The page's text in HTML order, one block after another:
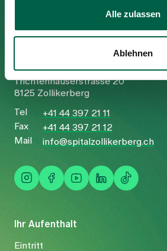
Alle zulassen
Ablehnen
Ihr Aufenthalt
Eintritt
Trichtenhauserstrasse 20
8125 Zollikerberg
Tel
+41 44 397 21 11
Fax
+41 44 397 21 12
Mail
info@spitalzollikerberg.ch